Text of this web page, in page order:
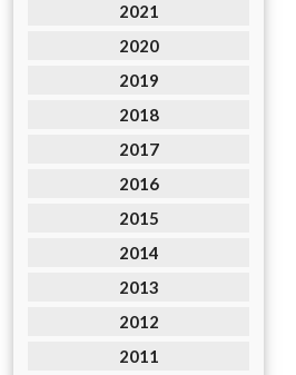
2021
2020
2019
2018
2017
2016
2015
2014
2013
2012
2011